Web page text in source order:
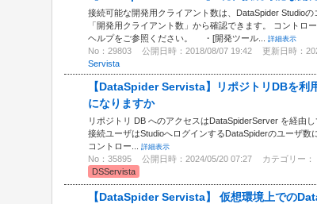
接続可能な開発用クライアント数は、DataSpider Studio
「開発用クライアント数」から確認できます。 コントロ
ヘルプをご参照ください。 ・[開発ツール...
詳細表示
No：29803 公開日時：2018/08/07 19:42 更新日時：
Servista
【DataSpider Servista】リポジトリDBを利
になりますか
リポジトリ DB へのアクセスはDataSpiderServer を経由
接続ユーザはStudioへログインするDataSpiderのユーザ
コントロー...
詳細表示
No：35895 公開日時：2024/05/20 07:27 カテゴリー：
DSServista
【DataSpider Servista】 仮想環境上での